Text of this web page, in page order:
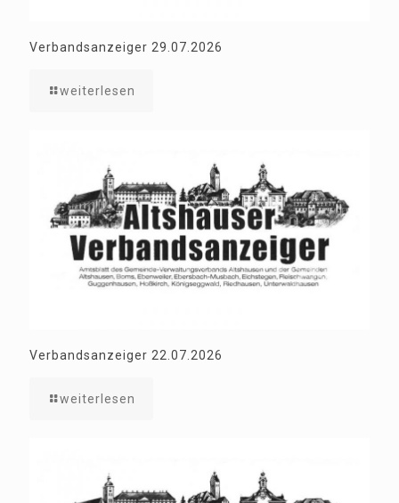
Verbandsanzeiger 29.07.2026
weiterlesen
Verbandsanzeiger 22.07.2026
weiterlesen